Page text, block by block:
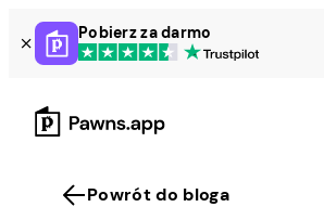
Skip
to
content
Pobierz za darmo
Powrót do bloga